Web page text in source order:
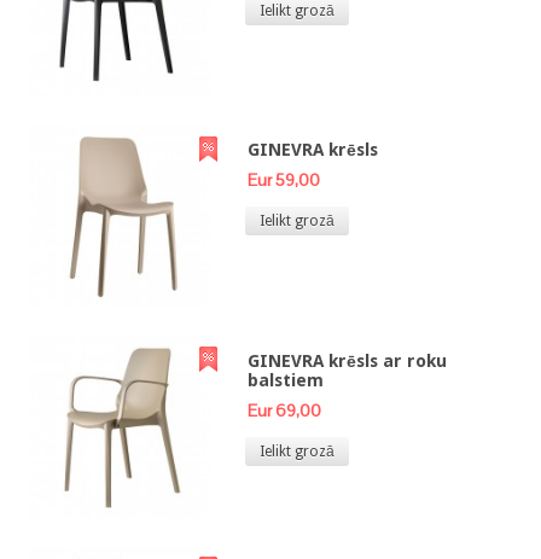
Ielikt grozā
GINEVRA krēsls
Eur 59,00
Ielikt grozā
GINEVRA krēsls ar roku
balstiem
Eur 69,00
Ielikt grozā